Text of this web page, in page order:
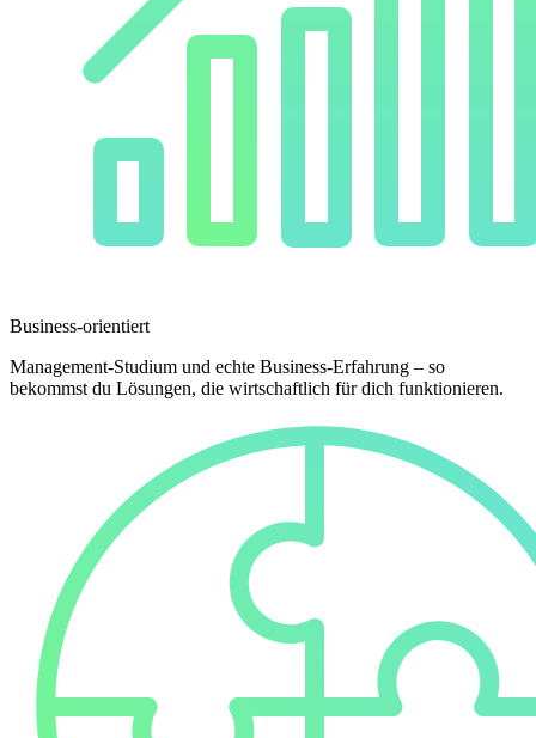
Business-orientiert
Management-Studium und echte Business-Erfahrung – so
bekommst du Lösungen, die wirtschaftlich für dich funktionieren.